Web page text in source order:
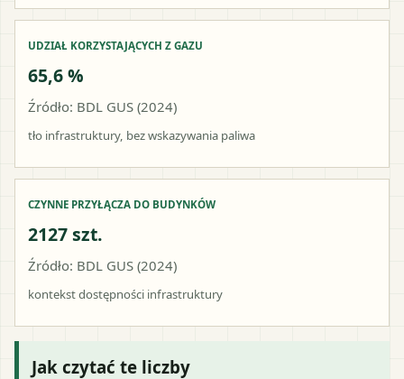
UDZIAŁ KORZYSTAJĄCYCH Z GAZU
65,6 %
Źródło: BDL GUS (2024)
tło infrastruktury, bez wskazywania paliwa
CZYNNE PRZYŁĄCZA DO BUDYNKÓW
2127 szt.
Źródło: BDL GUS (2024)
kontekst dostępności infrastruktury
Jak czytać te liczby